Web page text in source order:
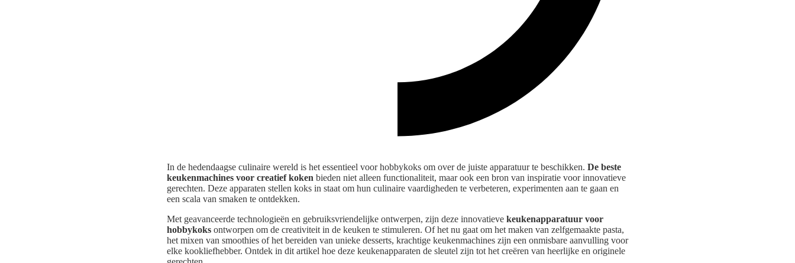
In de hedendaagse culinaire wereld is het essentieel voor hobbykoks om over de juiste apparatuur te beschikken. De beste
keukenmachines voor creatief koken bieden niet alleen functionaliteit, maar ook een bron van inspiratie voor innovatieve
gerechten. Deze apparaten stellen koks in staat om hun culinaire vaardigheden te verbeteren, experimenten aan te gaan en
een scala van smaken te ontdekken.
Met geavanceerde technologieën en gebruiksvriendelijke ontwerpen, zijn deze innovatieve keukenapparatuur voor
hobbykoks ontworpen om de creativiteit in de keuken te stimuleren. Of het nu gaat om het maken van zelfgemaakte pasta,
het mixen van smoothies of het bereiden van unieke desserts, krachtige keukenmachines zijn een onmisbare aanvulling voor
elke kookliefhebber. Ontdek in dit artikel hoe deze keukenapparaten de sleutel zijn tot het creëren van heerlijke en originele